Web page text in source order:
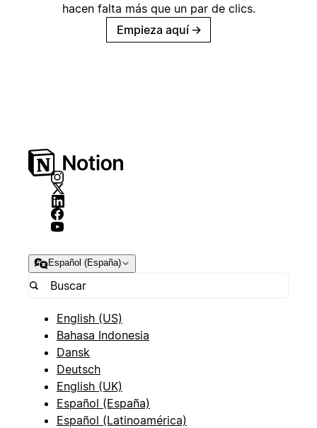
hacen falta más que un par de clics.
Empieza aquí →
Español (España)
English (US)
Bahasa Indonesia
Dansk
Deutsch
English (UK)
Español (España)
Español (Latinoamérica)